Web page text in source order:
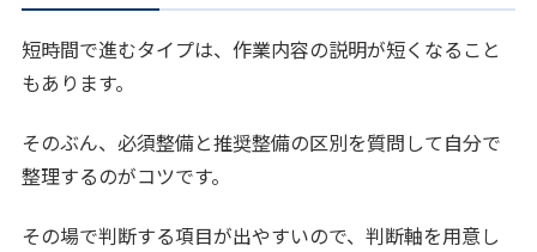
短時間で進むタイプは、作業内容の説明が短くなること
もあります。
そのぶん、必須整備と推奨整備の区別を質問して自分で
整理するのがコツです。
その場で判断する項目が出やすいので、判断軸を用意し